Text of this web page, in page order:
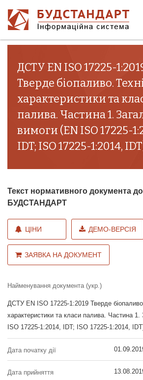
ДСТУ EN ISO 17225-
Тверде біопаливо.
характеристики та
палива. Частина 1.
вимоги (EN ISO 17225-
IDT; ISO 17225-1:2014,
Текст нормативного документа
БУДСТАНДАРТ
ЦІНИ ДЕМО-ВЕРСІЯ
ЗАЯВКА НА ДОКУМЕНТ
Найменування документа (укр.)
ДСТУ EN ISO 17225-1:2019 Тверде біопаливо.
характеристики та класи палива. Частина 1.
ISO 17225-1:2014, IDT; ISO 17225-1:2014,
Дата початку дії
Дата прийняття